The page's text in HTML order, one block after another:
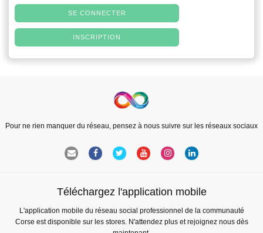
SE CONNECTER
INSCRIPTION
Pour ne rien manquer du réseau, pensez à nous suivre sur les réseaux sociaux
Téléchargez l'application mobile
L'application mobile du réseau social professionnel de la communauté
Corse est disponible sur les stores. N'attendez plus et rejoignez nous dès